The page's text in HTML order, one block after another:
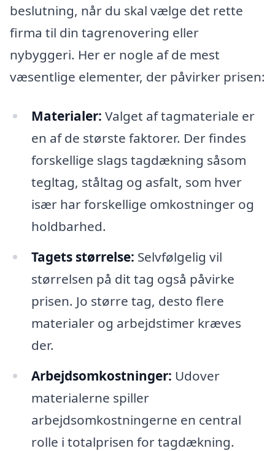
beslutning, når du skal vælge det rette
firma til din tagrenovering eller
nybyggeri. Her er nogle af de mest
væsentlige elementer, der påvirker prisen:
Materialer: Valget af tagmateriale er
en af de største faktorer. Der findes
forskellige slags tagdækning såsom
tegltag, ståltag og asfalt, som hver
især har forskellige omkostninger og
holdbarhed.
Tagets størrelse: Selvfølgelig vil
størrelsen på dit tag også påvirke
prisen. Jo større tag, desto flere
materialer og arbejdstimer kræves
der.
Arbejdsomkostninger: Udover
materialerne spiller
arbejdsomkostningerne en central
rolle i totalprisen for tagdækning.